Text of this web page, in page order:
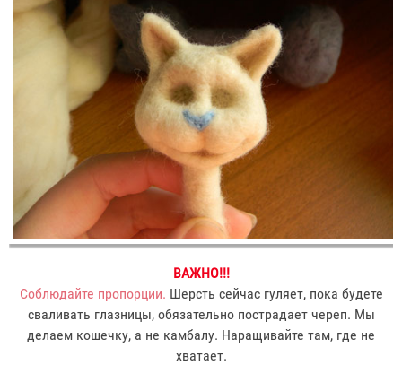
ВАЖНО!!!
Соблюдайте пропорции. Шерсть сейчас гуляет, пока будете
сваливать глазницы, обязательно пострадает череп. Мы
делаем кошечку, а не камбалу. Наращивайте там, где не
хватает.